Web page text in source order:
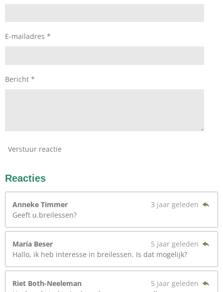
E-mailadres *
Bericht *
Verstuur reactie
Reacties
Anneke Timmer
3 jaar geleden
Geeft u.breilessen?
María Beser
5 jaar geleden
Hallo, ik heb interesse in breilessen. Is dat mogelijk?
Riet Both-Neeleman
5 jaar geleden